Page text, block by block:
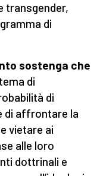
transgender,
di
sostenga che
di
di
di affrontare la
vietare ai
alle loro
dottrinali e